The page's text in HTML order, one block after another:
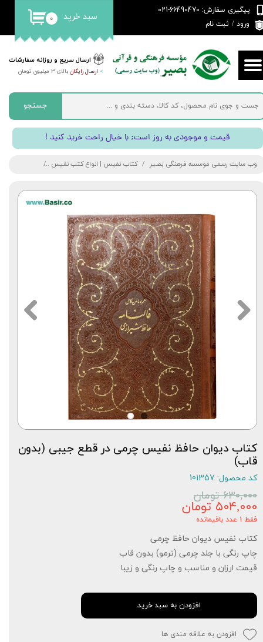
ارسال سریع و روزانه سفارشات
> ارسال رایگانبالای 3 میلیون تومان
پیگیری سفارش: 66490470-021
ورود / ثبت نام
حساب کاربری من
تغییر گذر واژه
سفارشات
خروج از حساب کاربری
۰ سبد خرید
جستجو
! قیمت و موجودی به روز است; با خیال راحت خرید کنید
وب سایت رسمی موسسه فرهنگی بصیر کتاب نفیس | انواع کتب نفیس
کتاب دیوان حافظ نفیس چرمی در قطع جیبی (بدون
قاب)
کد محصول: 101357
۶۳۰,۰۰۰ تومان
۵۰۴,۰۰۰ تومان
فقط ۱ عدد باقیمانده
کتاب نفیس دیوان حافظ چرمی
چاپ رنگی با جلد چرمی (ترمو) بدون قاب
قیمت ارزان و مناسب و چاپ رنگی و زیبا
افزودن به سبد خرید
افزودن به علاقه مندی ها